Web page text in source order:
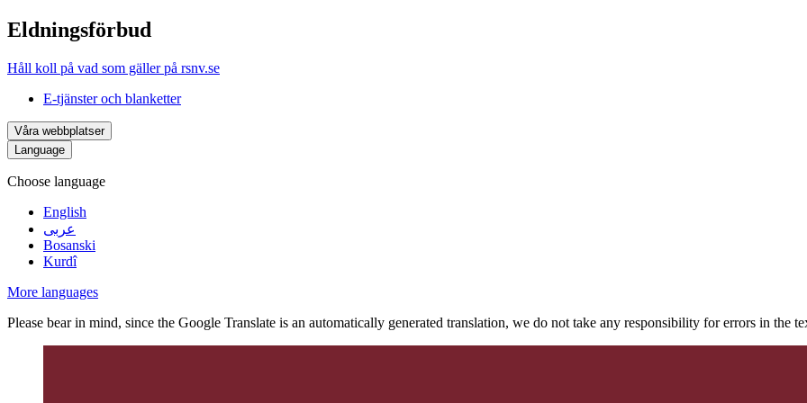
Eldningsförbud
Håll koll på vad som gäller på rsnv.se
E-tjänster och blanketter
Våra webbplatser
Language
Choose language
English
عربى
Bosanski
Kurdî
More languages
Please bear in mind, since the Google Translate is an automatically generated translation, we do not take any responsibility for errors in the